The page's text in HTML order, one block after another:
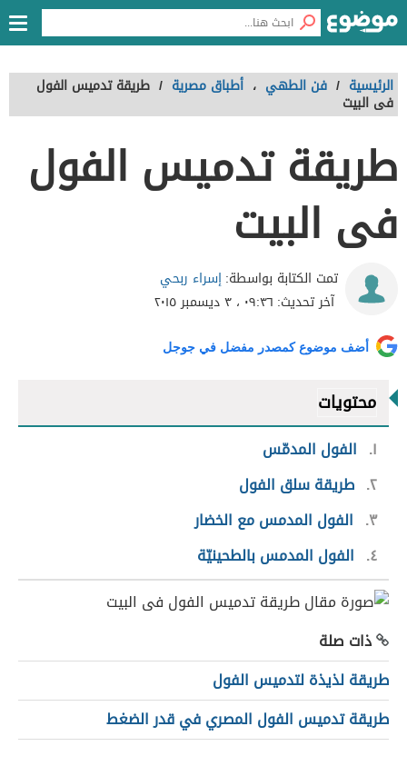
الرئيسية / فن الطهي ، أطباق مصرية / طريقة تدميس الفول
فى البيت
طريقة تدميس الفول
فى البيت
تمت الكتابة بواسطة:إسراء ربحي
آخر تحديث: ٠٩:٣٦ ، ٣ ديسمبر ٢٠١٥
أضف موضوع كمصدر مفضل في جوجل
محتويات
١
الفول المدمّس
٢ طريقة سلق الفول
٣
الفول المدمس مع الخضار
٤
الفول المدمس بالطحينيّة
ذات صلة
طريقة لذيذة لتدميس الفول
طريقة تدميس الفول المصري في قدر الضغط